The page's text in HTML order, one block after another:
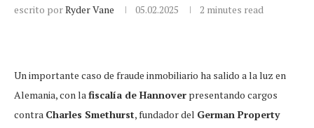
escrito porRyder Vane 05.02.2025 2 minutes read
Un importante caso de fraude inmobiliario ha salido a la luz en
Alemania, con lafiscalía de Hannover presentando cargos
contra Charles Smethurst, fundador del German Property